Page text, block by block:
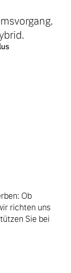
Ob
richten uns
Sie bei